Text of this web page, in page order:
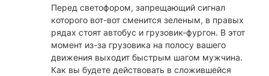
Перед светофором, запрещающий сигнал
которого вот-вот сменится зеленым, в правых
рядах стоят автобус и грузовик-фургон. В этот
момент из-за грузовика на полосу вашего
движения выходит быстрым шагом мужчина.
Как вы будете действовать в сложившейся